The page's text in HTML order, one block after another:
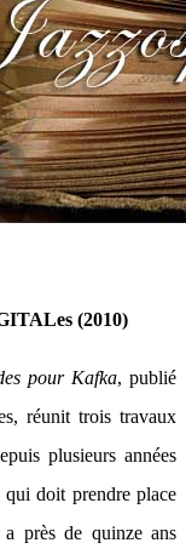
(2010)
pour Kafka, publié
réunit trois travaux
plusieurs années
qui doit prendre place
près de quinze ans